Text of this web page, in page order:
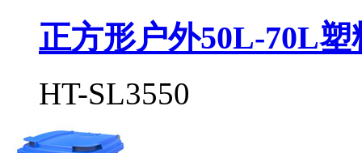
正方形户外50L-70L塑
HT-SL3550